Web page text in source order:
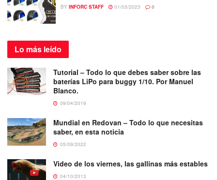
BY INFORC STAFF 01/03/2023 0
Lo más leído
Tutorial – Todo lo que debes saber sobre las
baterías LiPo para buggy 1/10. Por Manuel
Blanco.
09/04/2019
Mundial en Redovan – Todo lo que necesitas
saber, en esta noticia
05/09/2022
Video de los viernes, las gallinas más estables
04/10/2013